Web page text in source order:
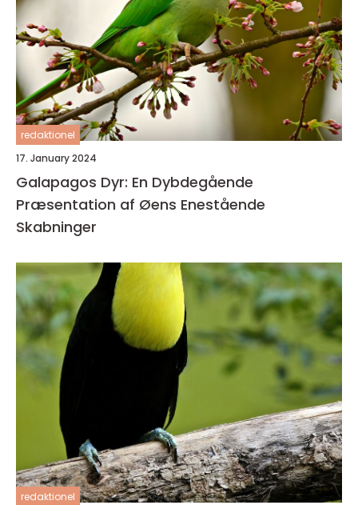
redaktionel
17. January 2024
Galapagos Dyr: En Dybdegående
Præsentation af Øens Enestående
Skabninger
redaktionel